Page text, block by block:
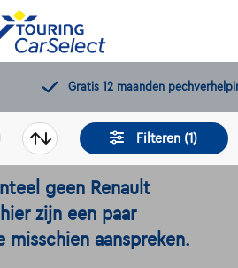
maanden pechverhelping
Filteren (1)
geen Renault
zijn een paar
aanspreken.